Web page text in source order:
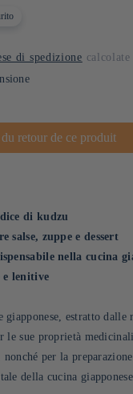
di spedizione
retour de ce produit
di kudzu
salse, zuppe e dessert
nella cucina
e lenitive
giapponese, estratto
le sue proprietà
nonché per la
della cucina